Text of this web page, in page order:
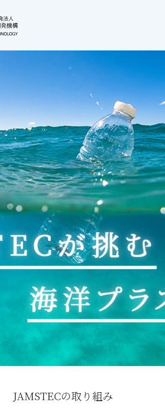
JAMSTECの取り組み